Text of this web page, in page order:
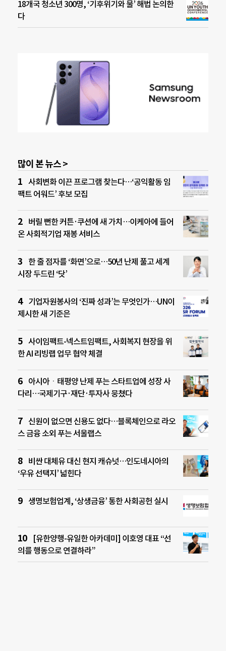
18개국 청소년 300명, ‘기후위기와 물’ 해법 논의한
다
많이 본 뉴스 >
사회변화 이끈 프로그램 찾는다…‘공익활동 임
팩트 어워드’ 후보 모집
버릴 뻔한 커튼·쿠션에 새 가치…이케아에 들어
온 사회적기업 재봉 서비스
한 줄 점자를 ‘화면’으로…50년 난제 풀고 세계
시장 두드린 ‘닷’
기업자원봉사의 ‘진짜 성과’는 무엇인가…UN이
제시한 새 기준은
사이임팩트-넥스트임팩트, 사회복지 현장을 위
한 AI 리빙랩 업무 협약 체결
아시아ㆍ태평양 난제 푸는 스타트업에 성장 사
다리…국제기구·재단·투자사 뭉쳤다
신원이 없으면 신용도 없다…블록체인으로 라오
스 금융 소외 푸는 서울랩스
비싼 대체유 대신 현지 캐슈넛…인도네시아의
‘우유 선택지’ 넓힌다
생명보험업계, ‘상생금융’ 통한 사회공헌 실시
[유한양행-유일한 아카데미] 이호영 대표 “선
의를 행동으로 연결하라”